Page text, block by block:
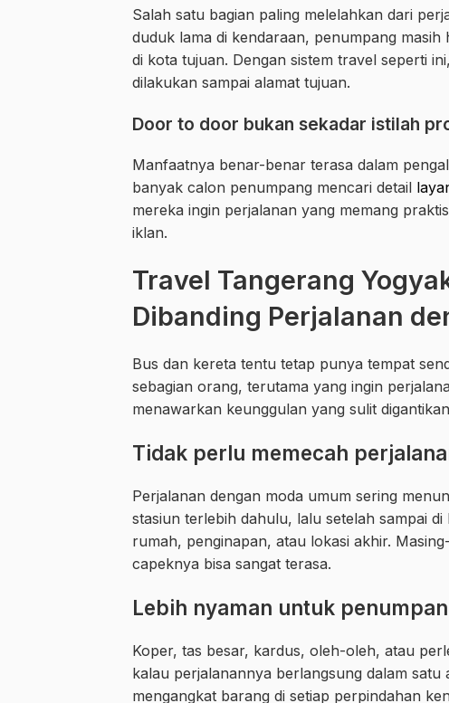
Salah satu bagian paling melelahkan dari
duduk lama di kendaraan, penumpang
di kota tujuan. Dengan sistem travel seperti
dilakukan sampai alamat tujuan.
Door to door bukan sekadar istilah
Manfaatnya benar-benar terasa dalam
banyak calon penumpang mencari detail
mereka ingin perjalanan yang memang
iklan.
Travel Tangerang
Dibanding Perjalanan
Bus dan kereta tentu tetap punya tempat
sebagian orang, terutama yang ingin
menawarkan keunggulan yang sulit
Tidak perlu memecah
Perjalanan dengan moda umum sering
stasiun terlebih dahulu, lalu setelah sampai
rumah, penginapan, atau lokasi akhir.
capeknya bisa sangat terasa.
Lebih nyaman untuk
Koper, tas besar, kardus, oleh-oleh, atau
kalau perjalanannya berlangsung dalam
mengangkat barang di setiap perpindahan